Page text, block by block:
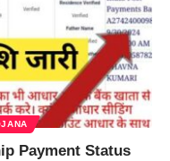
Payment Status